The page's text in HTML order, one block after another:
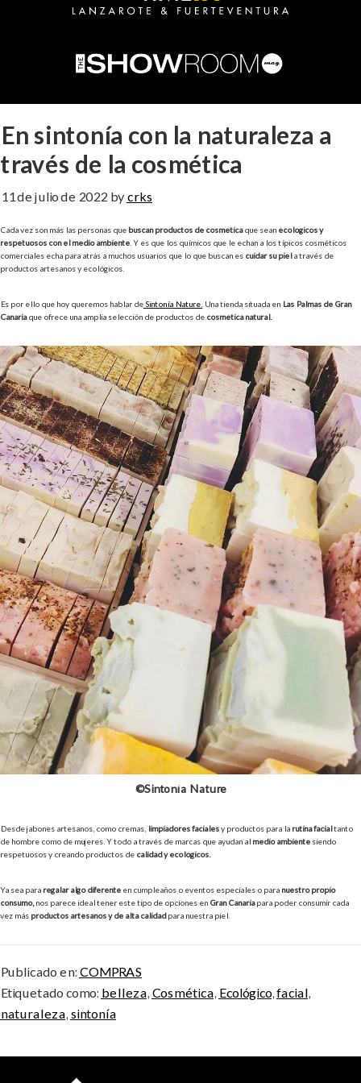
En sintonía con la naturaleza a
través de la cosmética
11 de julio de 2022 by crks
Cada vez son más las personas que buscan productos de cosméticaque sean ecológicos y
respetuosos con el medio ambiente . Y es que los químicos que le echan a los típicos cosméticos
comerciales echa para atrás a muchos usuarios que lo que buscan es cuidar su piela través de
productos artesanos y ecológicos.
Es por ello que hoy queremos hablar de Sintonía Nature. Una tienda situada en Las Palmas de Gran
Canariaque ofrece una amplia selección de productos de cosmética natural.
©Sintonía Nature
Desde jabones artesanos, como cremas, limpiadores facialesy productos para la rutina facialtanto
de hombre como de mujeres. Y todo a través de marcas que ayudan al medio ambiente siendo
respetuosos y creando productos de calidad y ecológicos.
Ya sea para regalar algo diferente en cumpleaños o eventos especiales o para nuestro propio
consumo, nos parece ideal tener este tipo de opciones en Gran Canariapara poder consumir cada
vez más productos artesanos y de alta calidadpara nuestra piel.
Publicado en: COMPRAS
Etiquetado como: belleza Cosmética Ecológico, facial
naturaleza sintonía